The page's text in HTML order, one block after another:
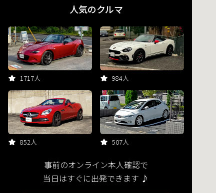
人気のクルマ
1717人 984人
852人 507人
事前のオンライン本人確認で
当日はすぐに出発できます ♪